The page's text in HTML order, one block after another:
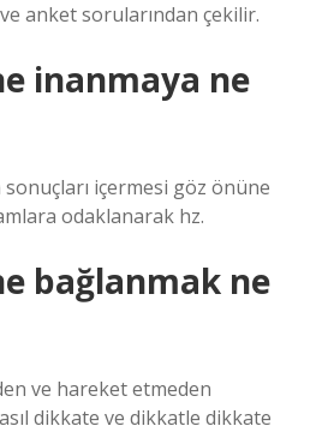
anket sorularından çekilir.
inanmaya ne
sonuçları içermesi göz önüne
odaklanarak hz.
bağlanmak ne
ve hareket etmeden
dikkate ve dikkatle dikkate